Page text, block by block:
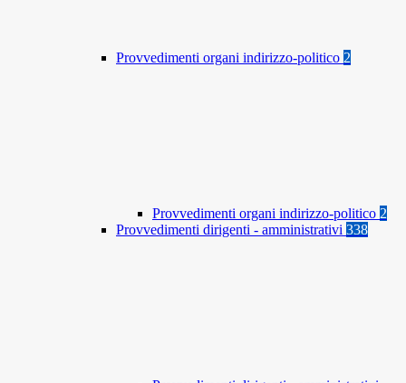
Provvedimenti organi indirizzo-politico 2
Provvedimenti organi indirizzo-politico 2
Provvedimenti dirigenti - amministrativi 338